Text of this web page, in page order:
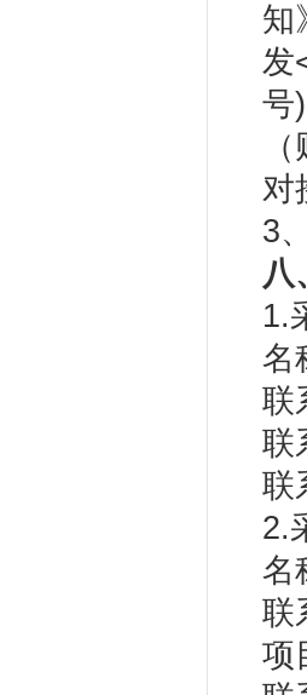
知
发
号
对
3
八
1.
名
联
2.
名
联